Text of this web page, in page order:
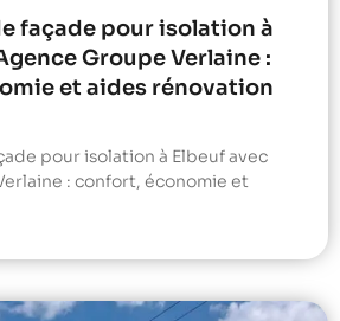
façade pour isolation à
Groupe Verlaine :
et aides rénovation
pour isolation à Elbeuf avec
: confort, économie et